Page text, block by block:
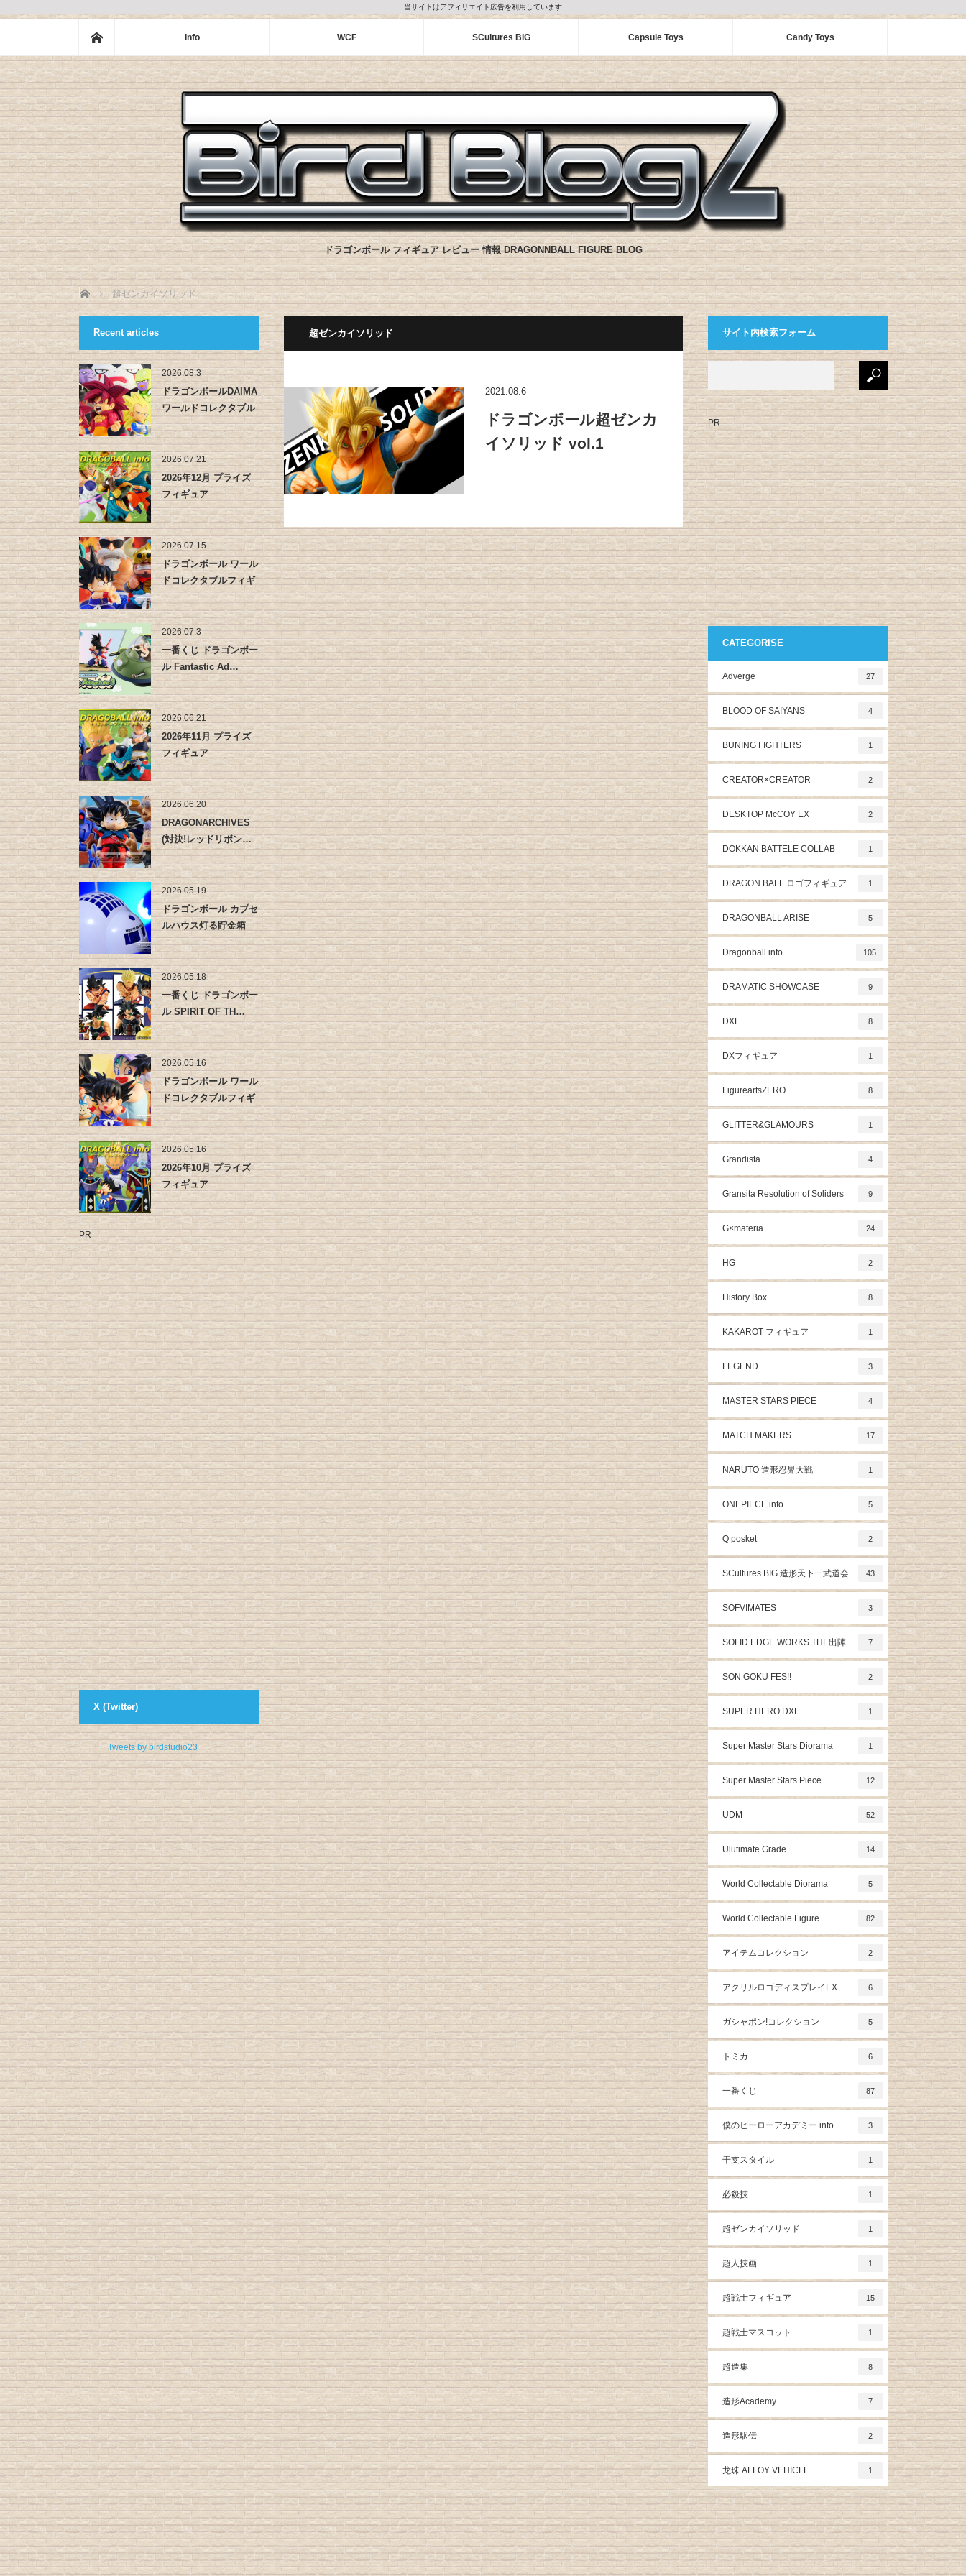
当サイトはアフィリエイト広告を利用しています
Info WCF SCultures BIG Capsule Toys Candy Toys
ドラゴンボール フィギュア レビュー 情報 DRAGONNBALL FIGURE BLOG
ホーム 超ゼンカイソリッド
超ゼンカイソリッド
2021.08.6
ドラゴンボール超ゼンカ
イソリッド vol.1
Recent articles
2026.08.3
ドラゴンボールDAIMA
ワールドコレクタブル
フィ…
2026.07.21
2026年12月 プライズ
フィギュア
2026.07.15
ドラゴンボール ワール
ドコレクタブルフィギ
ュア -…
2026.07.3
一番くじ ドラゴンボー
ル Fantastic Ad…
2026.06.21
2026年11月 プライズ
フィギュア
2026.06.20
DRAGONARCHIVES
(対決!レッドリボン…
2026.05.19
ドラゴンボール カプセ
ルハウス灯る貯金箱
2026.05.18
一番くじ ドラゴンボー
ル SPIRIT OF TH…
2026.05.16
ドラゴンボール ワール
ドコレクタブルフィギ
ュア -…
2026.05.16
2026年10月 プライズ
フィギュア
PR
X (Twitter)
Tweets by birdstudio23
サイト内検索フォーム
PR
CATEGORISE
Adverge 27
BLOOD OF SAIYANS 4
BUNING FIGHTERS 1
CREATOR×CREATOR 2
DESKTOP McCOY EX 2
DOKKAN BATTELE COLLAB 1
DRAGON BALL ロゴフィギュア 1
DRAGONBALL ARISE 5
Dragonball info 105
DRAMATIC SHOWCASE 9
DXF 8
DXフィギュア 1
FigureartsZERO 8
GLITTER&GLAMOURS 1
Grandista 4
Gransita Resolution of Soliders 9
G×materia 24
HG 2
History Box 8
KAKAROT フィギュア 1
LEGEND 3
MASTER STARS PIECE 4
MATCH MAKERS 17
NARUTO 造形忍界大戦 1
ONEPIECE info 5
Q posket 2
SCultures BIG 造形天下一武道会 43
SOFVIMATES 3
SOLID EDGE WORKS THE出陣 7
SON GOKU FES!! 2
SUPER HERO DXF 1
Super Master Stars Diorama 1
Super Master Stars Piece 12
UDM 52
Ulutimate Grade 14
World Collectable Diorama 5
World Collectable Figure 82
アイテムコレクション 2
アクリルロゴディスプレイEX 6
ガシャポン!コレクション 5
トミカ 6
一番くじ 87
僕のヒーローアカデミー info 3
干支スタイル 1
必殺技 1
超ゼンカイソリッド 1
超人技画 1
超戦士フィギュア 15
超戦士マスコット 1
超造集 8
造形Academy 7
造形駅伝 2
龙珠 ALLOY VEHICLE 1